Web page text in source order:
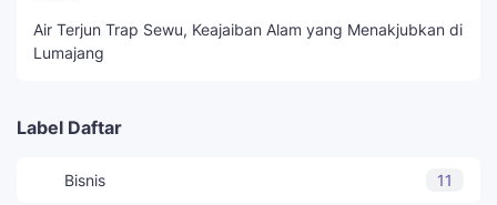
Air Terjun Trap Sewu, Keajaiban Alam yang Menakjubkan di
Lumajang
Label Daftar
Bisnis 11